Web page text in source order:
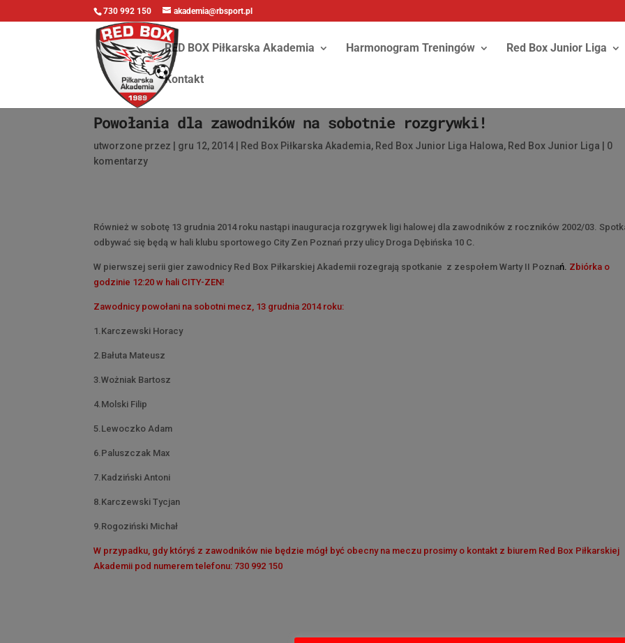
730 992 150 akademia@rbsport.pl
RED BOX Piłkarska Akademia Harmonogram Treningów Red Box Junior Liga
Kontakt
Powołania dla zawodników na sobotnie rozgrywki!
utworzone przez gru 12, 2014 Red Box Piłkarska Akademia, Red Box Junior Liga Halowa, Red Box Junior Liga
0
komentarzy
Również w sobotę 13 grudnia 2014 roku nastąpi inauguracja rozgrywek ligi halowej dla zawodników z roczników 2002/03.
odbywać się będą w hali klubu sportowego City Zen Poznań przy ulicy Droga Dębińska 10 C.
W pierwszej serii gier zawodnicy Red Box Piłkarskiej Akademii rozegrają spotkanie z zespołem Warty II Poznań. Zbiórka o
godzinie 12:20 w hali CITY-ZEN!
Zawodnicy powołani na sobotni mecz, 13 grudnia 2014 roku:
1.Karczewski Horacy
2.Bałuta Mateusz
3.Wożniak Bartosz
4.Molski Filip
5.Lewoczko Adam
6.Paluszczak Max
7.Kadziński Antoni
8.Karczewski Tycjan
9.Rogoziński Michał
W przypadku, gdy któryś z zawodników nie będzie mógł być obecny na meczu prosimy o kontakt z biurem Red Box Piłkarskiej
Akademii pod numerem telefonu: 730 992 150